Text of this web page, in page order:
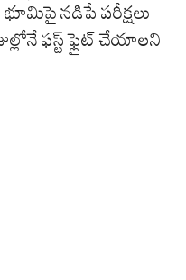
నడిపే పరీక్షలు
ఫస్ట్‌ ఫ్లైట్‌ చేయాలని